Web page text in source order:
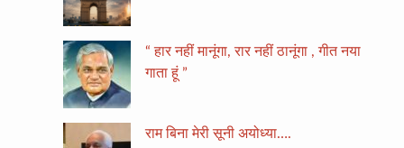
“ हार नहीं मानूंगा, रार नहीं ठानूंगा , गीत नया
गाता हूं ”
राम बिना मेरी सूनी अयोध्या….